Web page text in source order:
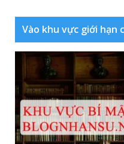
Vào khu vực giới hạn